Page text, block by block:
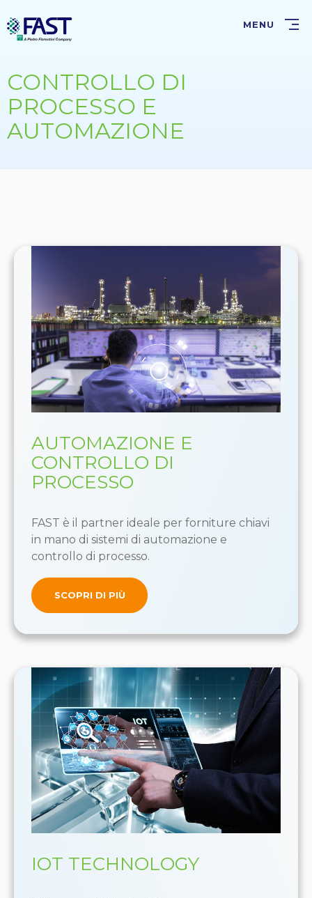
al
contenuto
MENU
CONTROLLO DI
PROCESSO E
AUTOMAZIONE
AUTOMAZIONE E
CONTROLLO DI
PROCESSO
FAST è il partner ideale per forniture chiavi
in mano di sistemi di automazione e
controllo di processo.
SCOPRI DI PIÙ
IOT TECHNOLOGY